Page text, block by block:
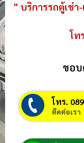
" บริการรถตู้เช่า
โท
ขอ
โทร.
ติดต่อเรา